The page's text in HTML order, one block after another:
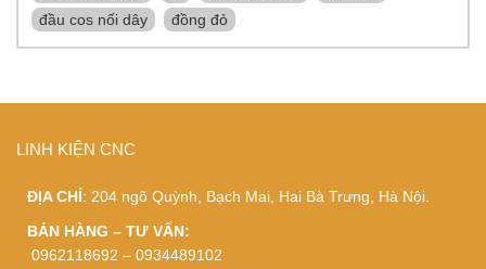
đầu cos nối dây
đồng đỏ
LINH KIỆN CNC
ĐỊA CHỈ: 204 ngõ Quỳnh, Bạch Mai, Hai Bà Trưng, Hà Nội.
BÁN HÀNG – TƯ VẤN:
0962118692 – 0934489102